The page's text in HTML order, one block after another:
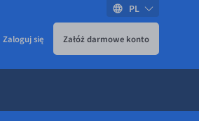
Zaloguj się Załóż darmowe konto
PL